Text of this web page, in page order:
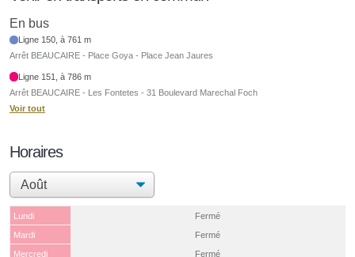
En bus
Ligne 150, à 761 m
Arrêt BEAUCAIRE - Place Goya - Place Jean Jaures
Ligne 151, à 786 m
Arrêt BEAUCAIRE - Les Fontetes - 31 Boulevard Marechal Foch
Voir tout
Horaires
Lundi
Fermé
Mardi
Fermé
Mercredi
Fermé